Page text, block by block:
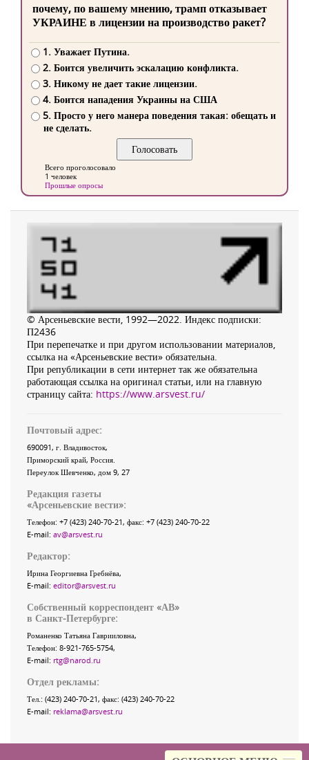
почему, по вашему мнению, трамп отказывает
УКРАИНЕ в лицензии на производство ракет?
1. Уважает Путина.
2. Боится увеличить эскалацию конфликта.
3. Никому не дает такие лицензии.
4. Боится нападения Украины на США
5. Просто у него манера поведения такая: обещать и
не сделать.
Всего проголосовало
1 человек
Прошлые опросы
© Арсеньевские вести, 1992—2022. Индекс подписки:
П2436
При перепечатке и при другом использовании материалов,
ссылка на «Арсеньевские вести» обязательна.
При републикации в сети интернет так же обязательна
работающая ссылка на оригинал статьи, или на главную
страницу сайта: https://www.arsvest.ru/
Почтовый адрес:
690091, г. Владивосток,
Приморский край, Россия
Переулок Шевченко, дом 9, 27
Редакция газеты
«Арсеньевские вести»:
Телефон: +7 (423) 240-70-21, факс: +7 (423) 240-70-22
E-mail: av@arsvest.ru
Редактор:
Ирина Георгиевна Гребнёва,
E-mail: editor@arsvest.ru
Собственный корреспондент «АВ»
в Санкт-Петербурге:
Романенко Татьяна Гаврииловна,
Телефон: 8-921-765-5754,
E-mail: rtg@narod.ru
Отдел рекламы:
Тел.: (423) 240-70-21, факс: (423) 240-70-22
E-mail: reklama@arsvest.ru